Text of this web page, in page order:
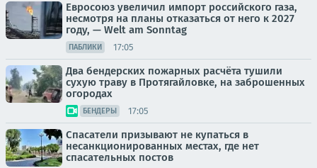
Евросоюз увеличил импорт российского газа,
несмотря на планы отказаться от него к 2027
году, — Welt am Sonntag
ПАБЛИКИ 17:05
Два бендерских пожарных расчёта тушили
сухую траву в Протягайловке, на заброшенных
огородах
БЕНДЕРЫ 17:05
Спасатели призывают не купаться в
несанкционированных местах, где нет
спасательных постов